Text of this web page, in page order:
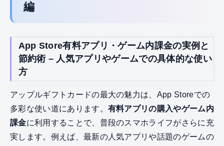
編
App Store有料アプリ・ゲーム内課金の実例と
節約術 – 人気アプリやゲームでの具体的な使い
方
アップルギフトカードの最大の魅力は、App Storeでの
多彩な使い道にあります。 有料アプリの購入やゲーム内
課金に利用することで、普段のスマホライフがさらに充
実します。例えば、最新の人気アプリや話題のゲームの